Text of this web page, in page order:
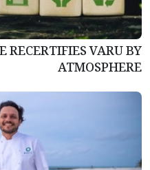
RECERTIFIES VARU BY
ATMOSPHERE